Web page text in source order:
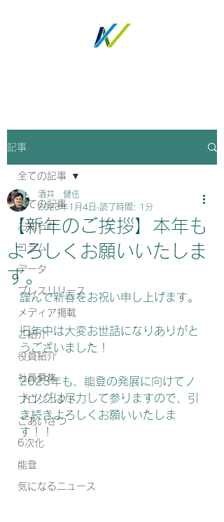
記事
全ての記事
お知らせ
コラム
データ
プレスリリース
メディア掲載
ご紹介
役員紹介
社員募集
プロジェクト
ごあいさつ
6次化
能登
気になるニュース
全ての記事
【新年のご挨拶】本年も
よろしくお願いいたしま
す。
酒井 健伍
2023年1月4日 読了時間: 1分
謹んで新春をお祝い申し上げます。
旧年中は大変お世話になりありがと
うございました！
2023年も、能登の発展に向けてノ
トツグは尽力して参りますので、引
き続きよろしくお願いいたしま
す！！